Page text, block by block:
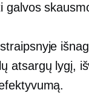
galvos
atsargų lygį,